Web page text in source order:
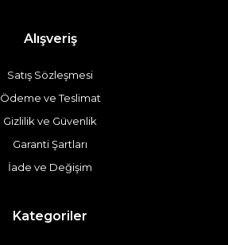
Alışveriş
Satış Sözleşmesi
Ödeme ve Teslimat
Gizlilik ve Güvenlik
Garanti Şartları
İade ve Değişim
Kategoriler